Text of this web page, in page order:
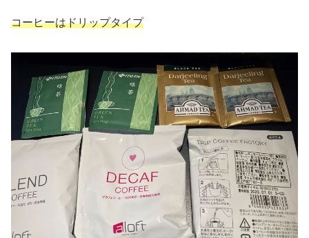
コーヒーはドリップタイプ